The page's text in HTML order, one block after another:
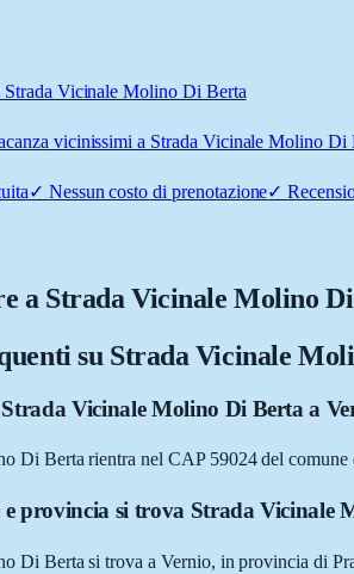
Strada Vicinale Molino Di Berta
vicinissimi a Strada Vicinale Molino
✓ Nessun costo di prenotazione✓
a Strada Vicinale Molino
su Strada Vicinale
Vicinale Molino Di Berta a
Di Berta rientra nel CAP 59024 del comune
provincia si trova Strada Vicinale
Di Berta si trova a Vernio, in provincia di